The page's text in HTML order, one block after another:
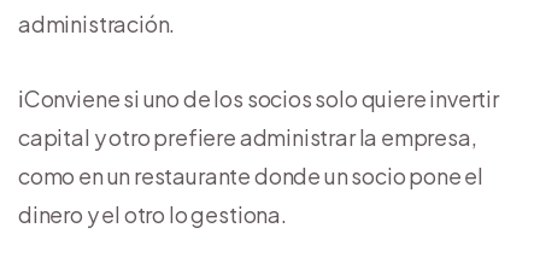
administración.
ℹ️Conviene si uno de los socios solo quiere invertir
capital y otro prefiere administrar la empresa,
como en un restaurante donde un socio pone el
dinero y el otro lo gestiona.